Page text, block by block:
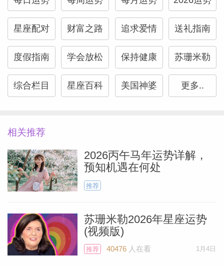
样，金星掌管着十月和五月，也难怪这些月
大自然会展示出最美丽的一面。位于双子座
的火星会促使你打包行李出发。
十月还有其他值得开心的理由——水星上个
月的逆行导致了延迟、误会、困惑、需要维
号水星已经恢复顺行啦。棒极了。
最棒的是，你将迎来白羊座17度的耀眼满
月——它的相位非常美丽，随时准备为你带
来好消息。它可能会让你想进行长途旅行，
而且似乎是私人行程——也许会见朋友。火
星目前位于双子座也就是你的友谊宫，朋友
们也渴望见到你，所以亲爱的狮子，如果你
星座配对 财富之路 追求爱情 送礼指南
度假指南 学会放松 保持健康 苏珊米勒
综合栏目 星座百科 美国神婆 更多..
相关推荐
2026丙午马年运势详解，
预知机遇在何处
推荐
苏珊米勒2026年星座运势
(视频版)
推荐 40476人在看 1月4日